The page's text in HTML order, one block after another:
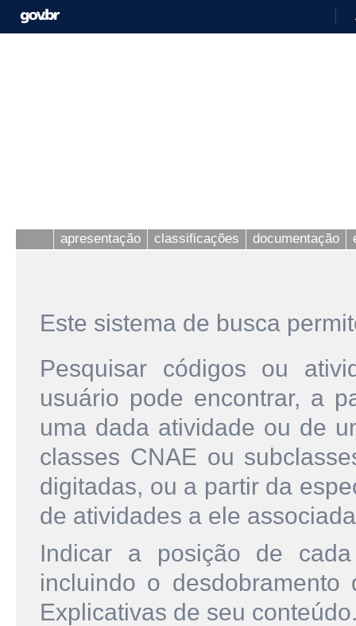
apresentação classificações documentação
Este sistema de busca
Pesquisar códigos ou
usuário pode encontrar, a
uma dada atividade ou de
classes CNAE ou
digitadas, ou a partir da
de atividades a ele
Indicar a posição de
incluindo o
Explicativas de seu